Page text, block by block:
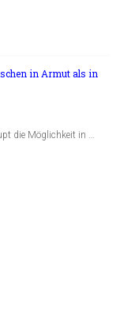
in Armut als in
die Möglichkeit in …